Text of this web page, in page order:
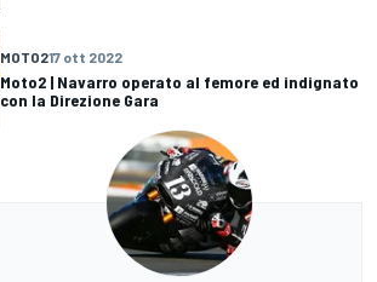
MOTO217 ott 2022
Moto2 | Navarro operato al femore ed indignato
con la Direzione Gara